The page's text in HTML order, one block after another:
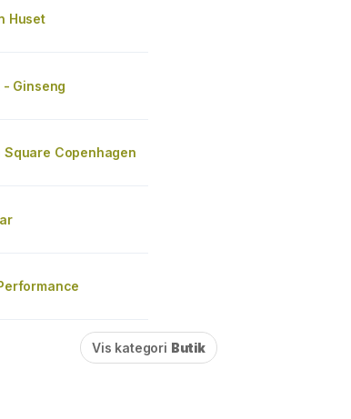
Huset
- Ginseng
Square Copenhagen
Vis kategori Butik